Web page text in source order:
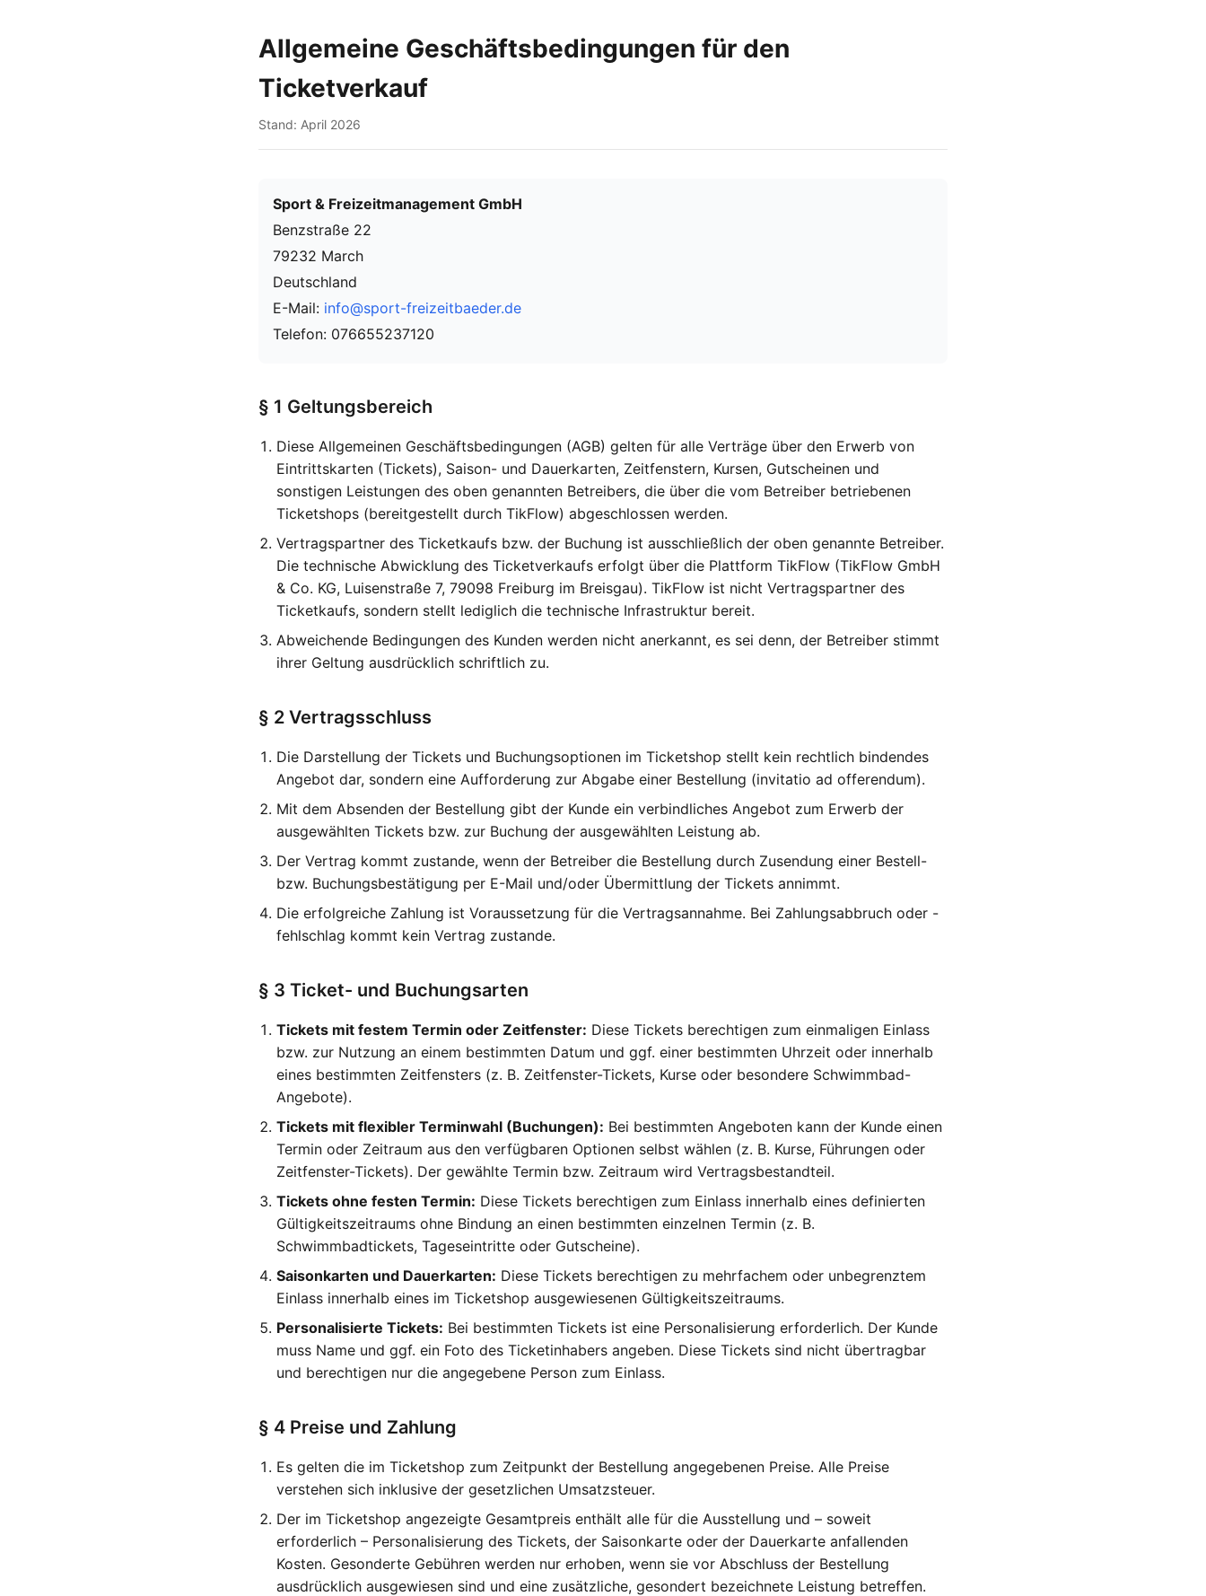
Allgemeine Geschäftsbedingungen für den
Ticketverkauf
Stand: April 2026
Sport & Freizeitmanagement GmbH
Benzstraße 22
79232 March
Deutschland
E-Mail: info@sport-freizeitbaeder.de
Telefon: 076655237120
§ 1 Geltungsbereich
Diese Allgemeinen Geschäftsbedingungen (AGB) gelten für alle Verträge über den Erwerb von
Eintrittskarten (Tickets), Saison- und Dauerkarten, Zeitfenstern, Kursen, Gutscheinen und
sonstigen Leistungen des oben genannten Betreibers, die über die vom Betreiber betriebenen
Ticketshops (bereitgestellt durch TikFlow) abgeschlossen werden.
Vertragspartner des Ticketkaufs bzw. der Buchung ist ausschließlich der oben genannte Betreiber.
Die technische Abwicklung des Ticketverkaufs erfolgt über die Plattform TikFlow (TikFlow GmbH
& Co. KG, Luisenstraße 7, 79098 Freiburg im Breisgau). TikFlow ist nicht Vertragspartner des
Ticketkaufs, sondern stellt lediglich die technische Infrastruktur bereit.
Abweichende Bedingungen des Kunden werden nicht anerkannt, es sei denn, der Betreiber stimmt
ihrer Geltung ausdrücklich schriftlich zu.
§ 2 Vertragsschluss
Die Darstellung der Tickets und Buchungsoptionen im Ticketshop stellt kein rechtlich bindendes
Angebot dar, sondern eine Aufforderung zur Abgabe einer Bestellung (invitatio ad offerendum).
Mit dem Absenden der Bestellung gibt der Kunde ein verbindliches Angebot zum Erwerb der
ausgewählten Tickets bzw. zur Buchung der ausgewählten Leistung ab.
Der Vertrag kommt zustande, wenn der Betreiber die Bestellung durch Zusendung einer Bestell-
bzw. Buchungsbestätigung per E-Mail und/oder Übermittlung der Tickets annimmt.
Die erfolgreiche Zahlung ist Voraussetzung für die Vertragsannahme. Bei Zahlungsabbruch oder -
fehlschlag kommt kein Vertrag zustande.
§ 3 Ticket- und Buchungsarten
Tickets mit festem Termin oder Zeitfenster: Diese Tickets berechtigen zum einmaligen Einlass
bzw. zur Nutzung an einem bestimmten Datum und ggf. einer bestimmten Uhrzeit oder innerhalb
eines bestimmten Zeitfensters (z. B. Zeitfenster-Tickets, Kurse oder besondere Schwimmbad-
Angebote).
Tickets mit flexibler Terminwahl (Buchungen): Bei bestimmten Angeboten kann der Kunde einen
Termin oder Zeitraum aus den verfügbaren Optionen selbst wählen (z. B. Kurse, Führungen oder
Zeitfenster-Tickets). Der gewählte Termin bzw. Zeitraum wird Vertragsbestandteil.
Tickets ohne festen Termin: Diese Tickets berechtigen zum Einlass innerhalb eines definierten
Gültigkeitszeitraums ohne Bindung an einen bestimmten einzelnen Termin (z. B.
Schwimmbadtickets, Tageseintritte oder Gutscheine).
Saisonkarten und Dauerkarten: Diese Tickets berechtigen zu mehrfachem oder unbegrenztem
Einlass innerhalb eines im Ticketshop ausgewiesenen Gültigkeitszeitraums.
Personalisierte Tickets: Bei bestimmten Tickets ist eine Personalisierung erforderlich. Der Kunde
muss Name und ggf. ein Foto des Ticketinhabers angeben. Diese Tickets sind nicht übertragbar
und berechtigen nur die angegebene Person zum Einlass.
§ 4 Preise und Zahlung
Es gelten die im Ticketshop zum Zeitpunkt der Bestellung angegebenen Preise. Alle Preise
verstehen sich inklusive der gesetzlichen Umsatzsteuer.
Der im Ticketshop angezeigte Gesamtpreis enthält alle für die Ausstellung und – soweit
erforderlich – Personalisierung des Tickets, der Saisonkarte oder der Dauerkarte anfallenden
Kosten. Gesonderte Gebühren werden nur erhoben, wenn sie vor Abschluss der Bestellung
ausdrücklich ausgewiesen sind und eine zusätzliche, gesondert bezeichnete Leistung betreffen.